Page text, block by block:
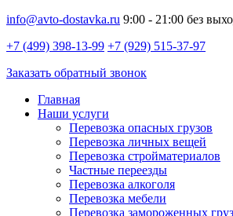
info@avto-dostavka.ru 9:00 - 21:00 без
+7 (499) 398-13-99 +7 (929) 515-37-97
Заказать обратный звонок
Главная
Наши услуги
Перевозка опасных грузов
Перевозка личных вещей
Перевозка стройматериалов
Частные переезды
Перевозка алкоголя
Перевозка мебели
Перевозка замороженных